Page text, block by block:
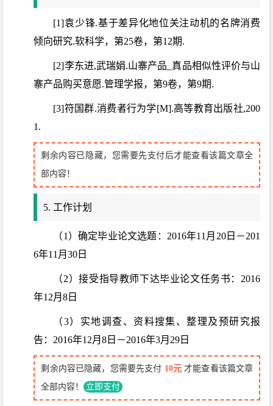
[1]袁少锋.基于差异化地位关注动机的名牌消费
倾向研究.软科学，第25卷，第12期.
[2]李东进,武瑞娟.山寨产品_真品相似性评价与山
寨产品购买意愿.管理学报，第9卷，第9期.
[3]符国群.消费者行为学[M].高等教育出版社,200
1.
剩余内容已隐藏，您需要先支付后才能查看该篇文章全
部内容！
5. 工作计划
（1）确定毕业论文选题：2016年11月20日－201
6年11月30日
（2）接受指导教师下达毕业论文任务书：2016
年12月8日
（3）实地调查、资料搜集、整理及预研究报
告：2016年12月8日－2016年3月29日
剩余内容已隐藏，您需要先支付 10元才能查看该篇文章
全部内容！ 立即支付